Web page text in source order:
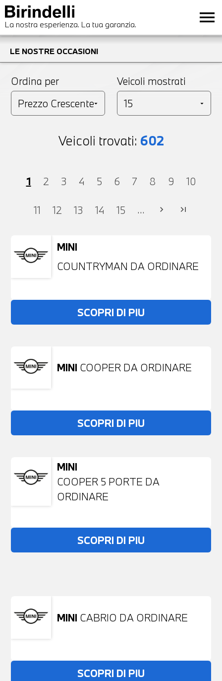
La nostra esperienza. La tua garanzia. menu
LE NOSTRE OCCASIONI
Ordina per Veicoli mostrati
Veicoli trovati: 602
1 2 3 4 5 6 7 8 9 10
11 12 13 14 15 ... chevron_right last_page
MINI
COUNTRYMAN DA ORDINARE
SCOPRI DI PIU
MINI COOPER DA ORDINARE
SCOPRI DI PIU
MINI
COOPER 5 PORTE DA
ORDINARE
SCOPRI DI PIU
Non stai trovando ciò che cerchi?
MINI CABRIO DA ORDINARE
SCOPRI DI PIU